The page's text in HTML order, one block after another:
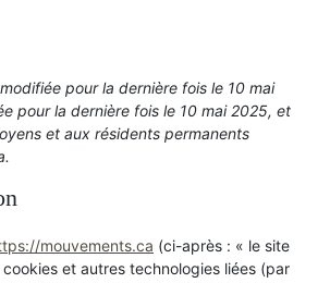
pour la dernière fois le 10 mai
pour la dernière fois le 10 mai 2025, et
et aux résidents permanents
mouvements.ca (ci-après : « le site
et autres technologies liées (par